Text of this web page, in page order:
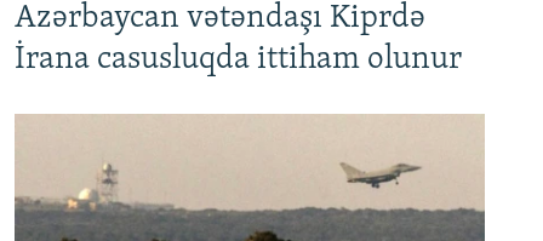
Azərbaycan vətəndaşı Kiprdə
İrana casusluqda ittiham olunur